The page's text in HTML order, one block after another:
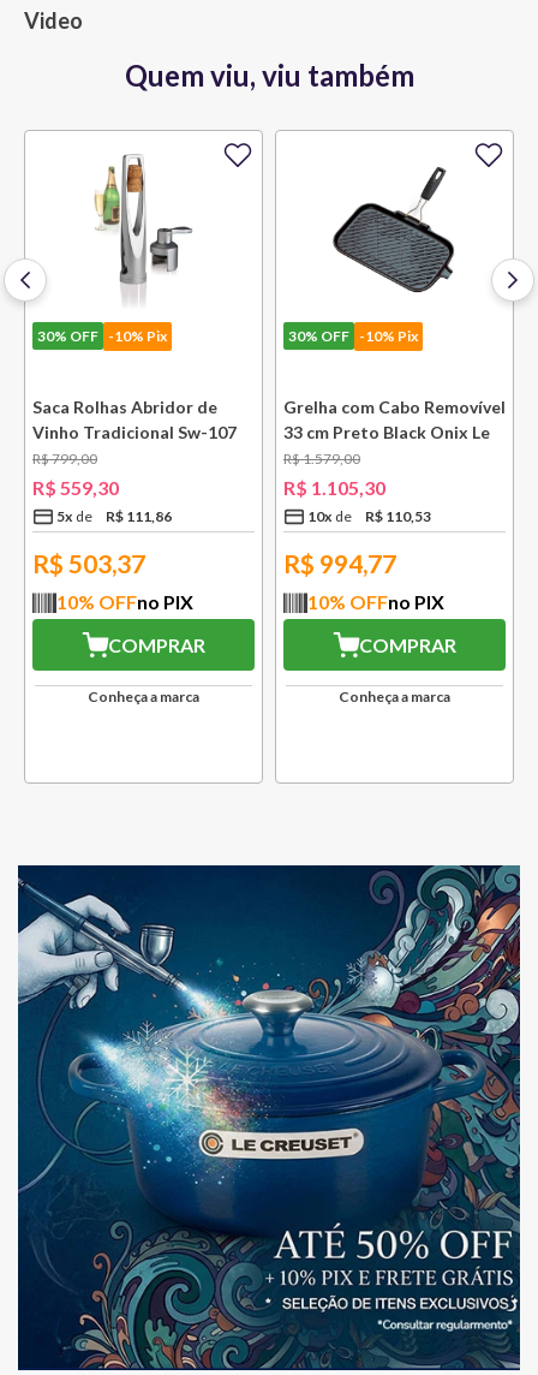
Video
Quem viu, viu também
30% OFF -10% Pix
Saca Rolhas Abridor de
Vinho Tradicional Sw-107
Ply Le Creuset
R$799,00
R$ 559,30
5x R$ 111,86
R$ 503,37
10% OFFno PIX
COMPRAR
Conheça a marca
30% OFF -10% Pix
Grelha com Cabo Removível
33 cm Preto Black Onix Le
Creuset
R$1.579,00
R$ 1.105,30
10x R$ 110,53
R$ 994,77
10% OFFno PIX
COMPRAR
Conheça a marca